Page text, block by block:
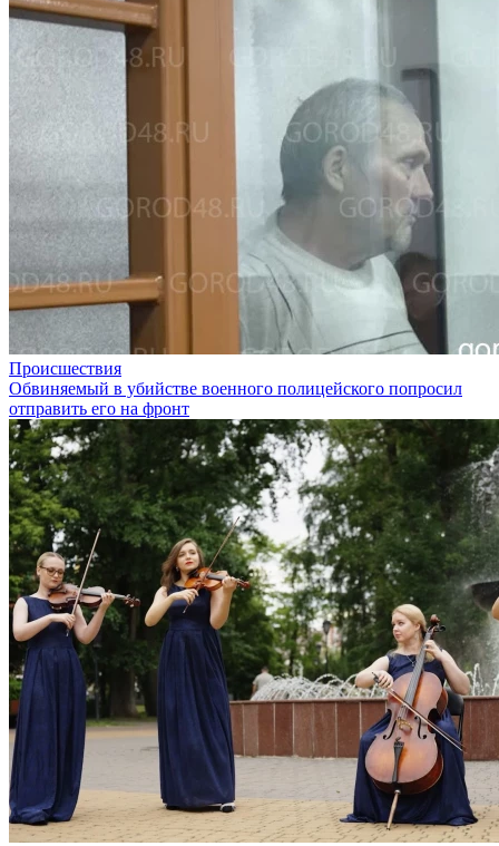
Происшествия
Обвиняемый в убийстве военного полицейского попросил
отправить его на фронт